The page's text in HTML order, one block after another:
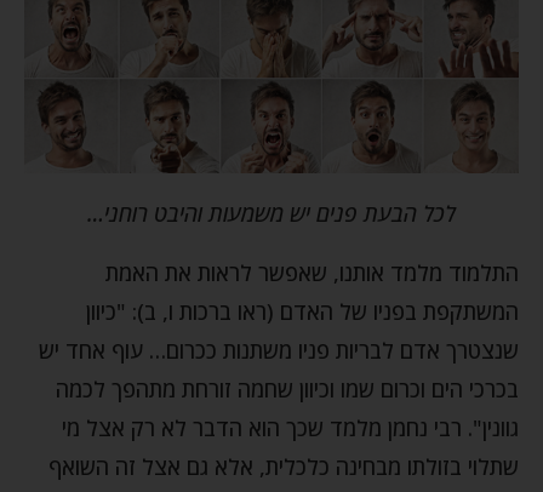
לכל הבעת פנים יש משמעות והיבט רוחני…
התלמוד מלמד אותנו, שאפשר לראות את האמת
המשתקפת בפניו של האדם (ראו ברכות ו, ב): "כיוון
שנצטרך אדם לבריות פניו משתנות ככרום… עוף אחד יש
בכרכי הים וכרום שמו וכיוון שחמה זורחת מתהפך לכמה
גוונין". רבי נחמן מלמד שכך הוא הדבר לא רק אצל מי
שתלוי בזולתו מבחינה כלכלית, אלא גם אצל זה השואף